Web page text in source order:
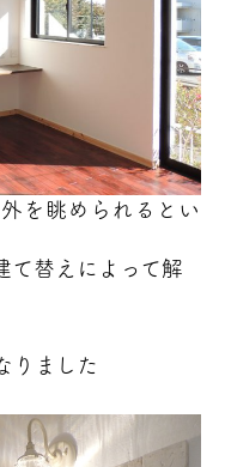
を眺められるとい
て替えによって解
りました